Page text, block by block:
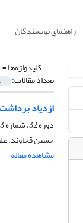
راهنمای نویسندگان
کلیدواژه‌ها =
تعداد مقالات:
ازدیاد
دوره 32، شماره 3، پاییز 1392، صفحه
حسین قجاوند،
مشاهده مقاله